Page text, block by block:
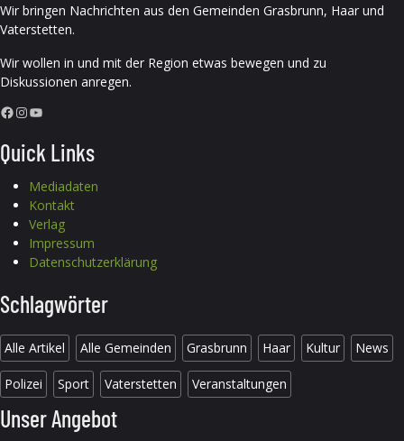
Wir bringen Nachrichten aus den Gemeinden Grasbrunn, Haar und
Vaterstetten.
Wir wollen in und mit der Region etwas bewegen und zu
Diskussionen anregen.
Facebook InstagramYouTube
Quick Links
Mediadaten
Kontakt
Verlag
Impressum
Datenschutzerklärung
Schlagwörter
Alle Artikel Alle Gemeinden Grasbrunn Haar Kultur News
Polizei Sport Vaterstetten Veranstaltungen
Unser Angebot